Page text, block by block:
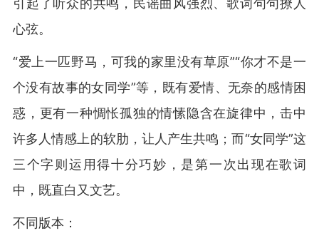
引起了听众的共鸣，民谣曲风强烈、歌词句句撩人
心弦。
“爱上一匹野马，可我的家里没有草原”“你才不是一
个没有故事的女同学”等，既有爱情、无奈的感情困
惑，更有一种惆怅孤独的情愫隐含在旋律中，击中
许多人情感上的软肋，让人产生共鸣；而“女同学”这
三个字则运用得十分巧妙，是第一次出现在歌词
中，既直白又文艺。
不同版本：